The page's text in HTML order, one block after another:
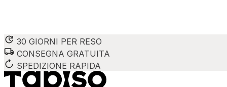
30 GIORNI PER RESO
CONSEGNA GRATUITA
SPEDIZIONE RAPIDA